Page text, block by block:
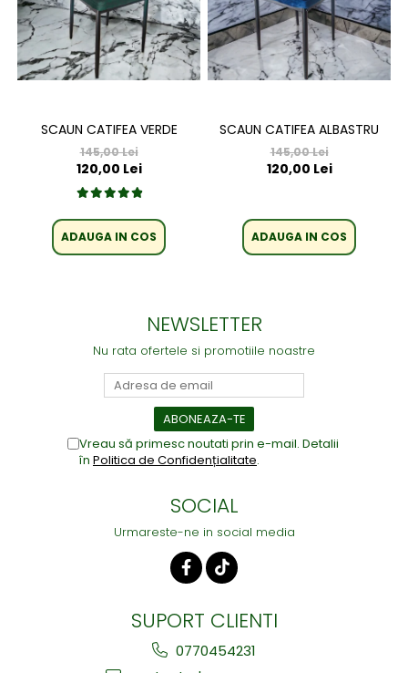
SCAUN CATIFEA VERDE
145,00 Lei
120,00 Lei
ADAUGA IN COS
SCAUN CATIFEA ALBASTRU
145,00 Lei
120,00 Lei
ADAUGA IN COS
NEWSLETTER
Nu rata ofertele si promotiile noastre
Vreau să primesc noutati prin e-mail. Detalii
în Politica de Confidențialitate.
SOCIAL
Urmareste-ne in social media
SUPORT CLIENTI
0770454231